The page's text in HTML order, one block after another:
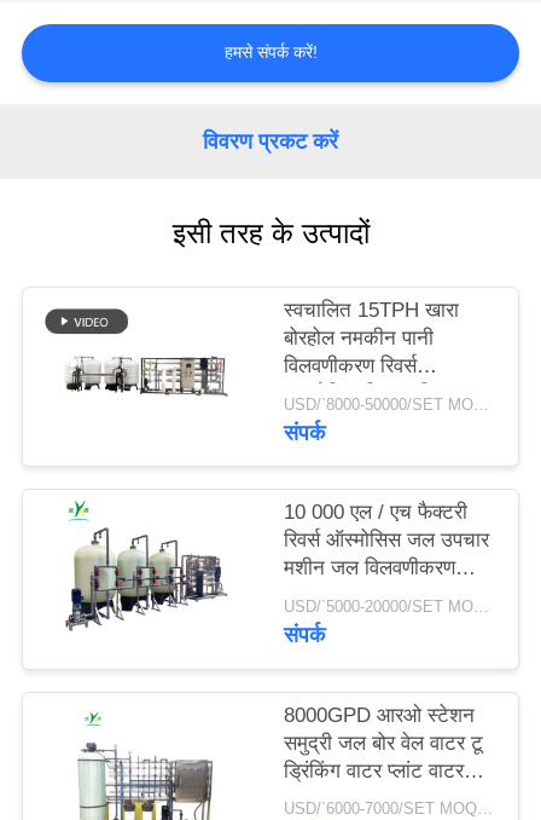
का
अनुरोध
साइटमैप
PRIVACY
हमसे संपर्क करें!
विवरण प्रकट करें
इसी तरह के उत्पादों
स्वचालित 15TPH खारा
बोरहोल नमकीन पानी
विलवणीकरण रिवर्स
ऑस्मोसिस फ़िल्टर सिस्टम
शुद्धिकरण उपचार आरओ
USD/`8000-50000/SET MOQ:एक सेट
संपर्क
10 000 एल / एच फैक्टरी
रिवर्स ऑस्मोसिस जल उपचार
मशीन जल विलवणीकरण
संयंत्र जल उपचार उपकरण
आरओ सिस्टम
USD/`5000-20000/SET MOQ:एक सेट
संपर्क
8000GPD आरओ स्टेशन
समुद्री जल बोर वेल वाटर टू
ड्रिंकिंग वाटर प्लांट वाटर
डिसेलिनेशन मशीन
USD/`6000-7000/SET MOQ:एक सेट